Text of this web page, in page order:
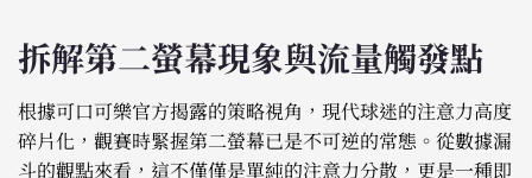
拆解第二螢幕現象與流量觸發點
根據可口可樂官方揭露的策略視角，現代球迷的注意力高度
碎片化，觀賽時緊握第二螢幕已是不可逆的常態。從數據漏
斗的觀點來看，這不僅僅是單純的注意力分散，更是一種即